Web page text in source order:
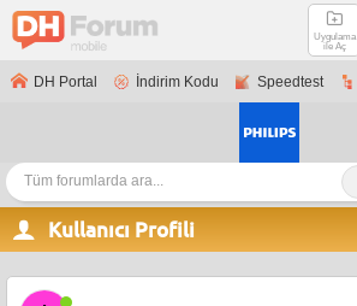
Uygulama
ile Aç
DH Portal İndirim Kodu Speedtest
Kullanıcı Profili